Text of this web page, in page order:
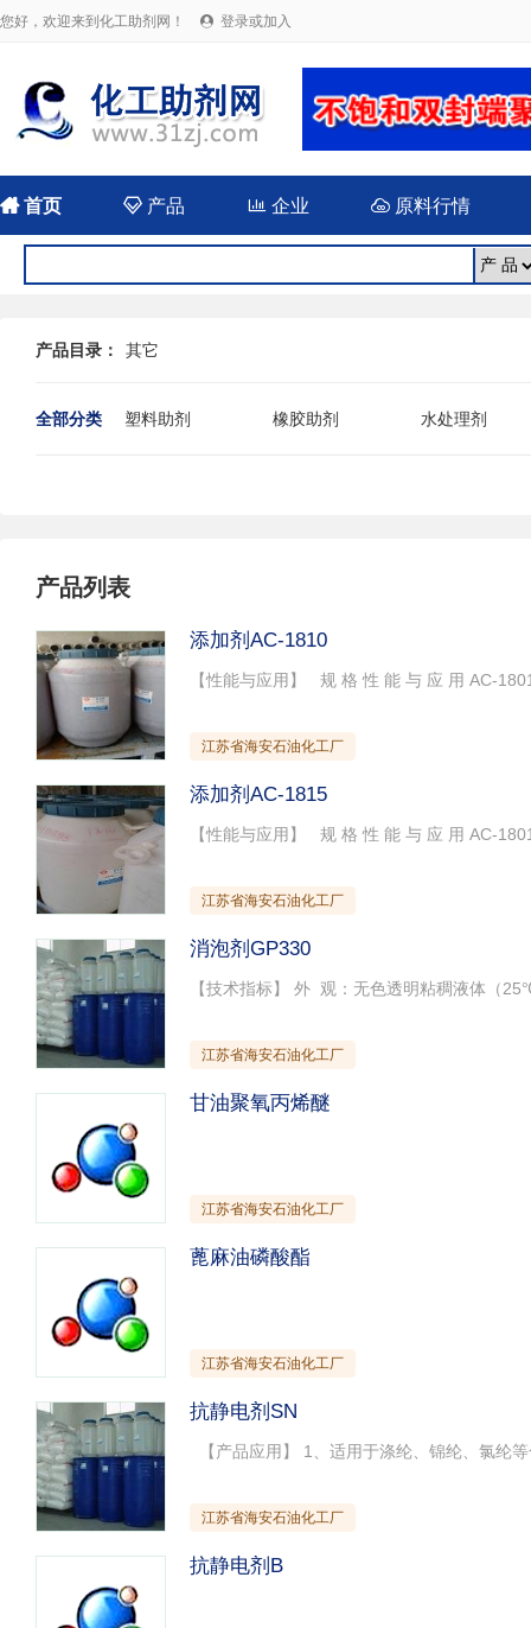
您好，欢迎来到化工助剂网！  登录或加入
首页  产品 企业 原料行情
产品目录： 其它
全部分类 塑料助剂 橡胶助剂 水处理剂
产品列表
添加剂AC-1810
江苏省海安石油化工厂
添加剂AC-1815
江苏省海安石油化工厂
消泡剂GP330
江苏省海安石油化工厂
甘油聚氧丙烯醚
江苏省海安石油化工厂
蓖麻油磷酸酯
江苏省海安石油化工厂
抗静电剂SN
江苏省海安石油化工厂
抗静电剂B